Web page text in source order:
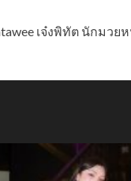
เจ๋งพิทัต นักมวย